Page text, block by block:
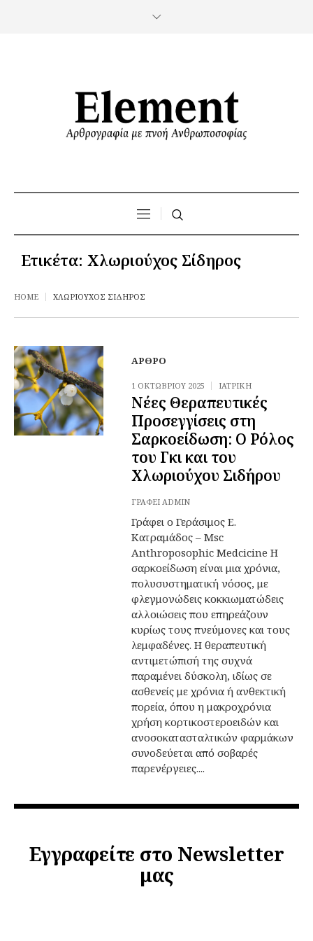
Ετικέτα: Χλωριούχος Σίδηρος
HOME ΧΛΩΡΙΟΎΧΟΣ ΣΊΔΗΡΟΣ
ΆΡΘΡΟ
1 ΟΚΤΩΒΡΊΟΥ 2025 ΙΑΤΡΙΚΉ
Νέες Θεραπευτικές
Προσεγγίσεις στη
Σαρκοείδωση: Ο Ρόλος
του Γκι και του
Χλωριούχου Σιδήρου
ΓΡΆΦΕΙ ADMIN
Γράφει ο Γεράσιμος Ε.
Κατραμάδος – Msc
Anthroposophic Medcicine Η
σαρκοείδωση είναι μια χρόνια,
πολυσυστηματική νόσος, με
φλεγμονώδεις κοκκιωματώδεις
αλλοιώσεις που επηρεάζουν
κυρίως τους πνεύμονες και τους
λεμφαδένες. Η θεραπευτική
αντιμετώπισή της συχνά
παραμένει δύσκολη, ιδίως σε
ασθενείς με χρόνια ή ανθεκτική
πορεία, όπου η μακροχρόνια
χρήση κορτικοστεροειδών και
ανοσοκατασταλτικών φαρμάκων
συνοδεύεται από σοβαρές
παρενέργειες....
Εγγραφείτε στο Newsletter
μας